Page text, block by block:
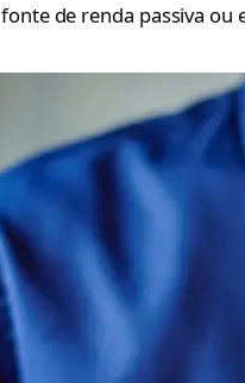
fonte de renda passiva